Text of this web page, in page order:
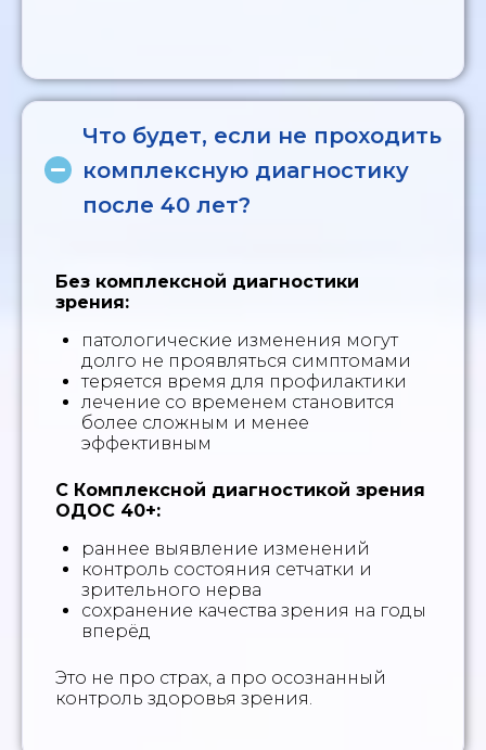
Что будет, если не проходить
комплексную диагностику
после 40 лет?
Без комплексной диагностики
зрения:
патологические изменения могут
долго не проявляться симптомами
теряется время для профилактики
лечение со временем становится
более сложным и менее
эффективным
С Комплексной диагностикой зрения
ОДОС 40+:
раннее выявление изменений
контроль состояния сетчатки и
зрительного нерва
сохранение качества зрения на годы
вперёд
Это не про страх, а про осознанный
контроль здоровья зрения.